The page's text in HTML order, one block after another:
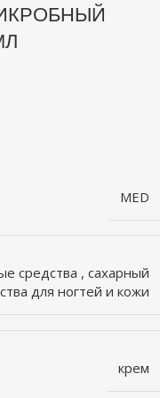
MED
средства , сахарный
для ногтей и кожи
крем